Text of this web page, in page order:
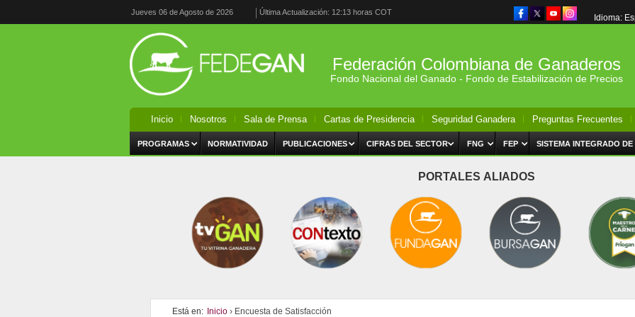
Jueves 06 de Agosto de 2026 Última Actualización: 12:13 horas COT
Idioma:
Federación Colombiana de Ganaderos
Fondo Nacional del Ganado - Fondo de Estabilización de Precios
Inicio Nosotros Sala de Prensa Cartas de Presidencia Seguridad Ganadera Preguntas Frecuentes
PROGRAMAS NORMATIVIDAD PUBLICACIONES CIFRAS DEL SECTOR FNG FEP SISTEMA INTEGRADO DE
PORTALES ALIADOS
Está en: Inicio › Encuesta de Satisfacción